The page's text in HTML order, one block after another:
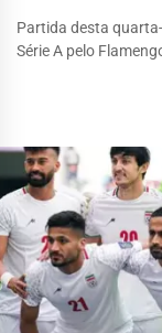
Partida desta
Série A pelo